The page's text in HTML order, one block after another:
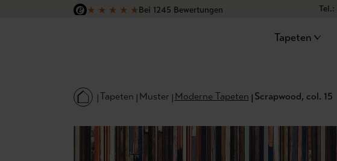
Hauptinhalt springen
Zur Suche springen
Zur Hauptnavigation springen
★ ★ ★ ★ ★Bei 1245 Bewertungen
Tel.:
Tapeten
Tapeten Muster Moderne Tapeten Scrapwood, col. 15